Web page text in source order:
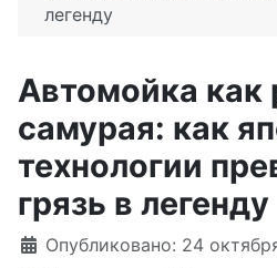
легенду
Автомойка как
самурая: как
технологии
грязь в легенду
Информация о материале
Опубликовано: 24